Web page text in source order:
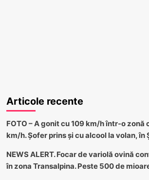
Articole recente
FOTO – A gonit cu 109 km/h într-o zonă
km/h. Șofer prins și cu alcool la volan, în
NEWS ALERT. Focar de variolă ovină
în zona Transalpina. Peste 500 de